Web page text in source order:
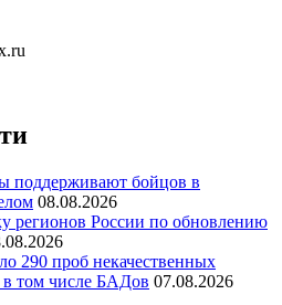
поддерживают бойцов в
08.08.2026
регионов России по обновлению
290 проб некачественных
том числе БАДов 07.08.2026